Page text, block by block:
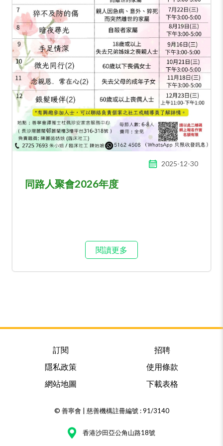
2025-12-30
同路人聚會2026年度
閱讀更多
訂閱
招聘
隱私政策
使用條款
網站地圖
下載表格
© 善寧會 | 慈善機構註冊編號 : 91/3140
香港沙田亞公角山路18號